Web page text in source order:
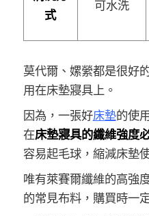
式
可水洗
莫代爾、嫘縈都是很好
用在床墊寢具上。
因為，一張好床墊的使
在床墊寢具的纖維強度
容易起毛球，縮減床墊
唯有萊賽爾纖維的高強
的常見布料，購買時一